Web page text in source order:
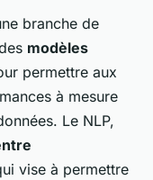
branche de
modèles
permettre aux
à mesure
Le NLP,
vise à permettre